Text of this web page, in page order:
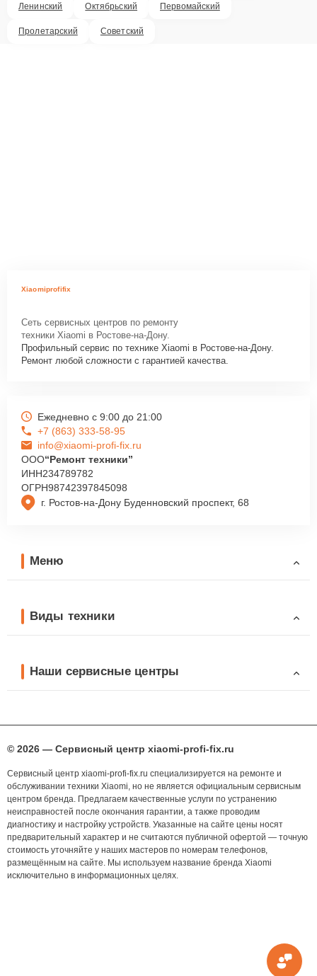
Ленинский Октябрьский Первомайский
Пролетарский Советский
Xiaomiprofifix
Сеть сервисных центров по ремонту
техники Xiaomi в Ростове-на-Дону.
Профильный сервис по технике Xiaomi в Ростове-на-Дону.
Ремонт любой сложности с гарантией качества.
г. Ростов-на-Дону Буденновский проспект, 68
Ежедневно с 9:00 до 21:00
+7 (863) 333-58-95
info@xiaomi-profi-fix.ru
ООО“Ремонт техники”
ИНН234789782
ОГРН98742397845098
Меню
Виды техники
Наши сервисные центры
© 2026 — Сервисный центр xiaomi-profi-fix.ru
Сервисный центр xiaomi-profi-fix.ru специализируется на ремонте и
обслуживании техники Xiaomi, но не является официальным сервисным
центром бренда. Предлагаем качественные услуги по устранению
неисправностей после окончания гарантии, а также проводим
диагностику и настройку устройств. Указанные на сайте цены носят
предварительный характер и не считаются публичной офертой — точную
стоимость уточняйте у наших мастеров по номерам телефонов,
размещённым на сайте. Мы используем название бренда Xiaomi
исключительно в информационных целях.